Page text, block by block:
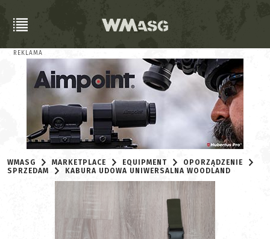
REKLAMA
WMASG MARKETPLACE EQUIPMENT
OPORZĄDZENIE
SPRZEDAM
KABURA UDOWA UNIWERSALNA WOODLAND